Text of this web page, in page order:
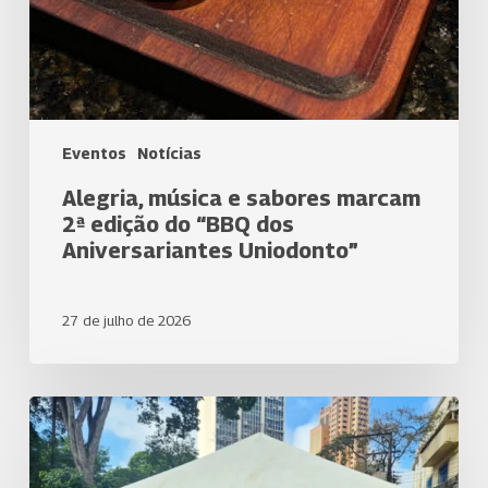
Eventos Notícias
Alegria, música e sabores marcam
2ª edição do “BBQ dos
Aniversariantes Uniodonto”
27 de julho de 2026
Uniodonto
Londrina
participa
da